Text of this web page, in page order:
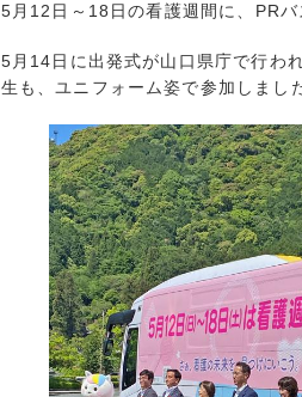
栄養学科
インターンシップ
情報社会学科
グローバル
卒業生
大学院
地域貢献
学生活動
キャリア
高大連携推進事業
5月12日～18日の看護週間に、PR
5月14日に出発式が山口県庁で行わ
生も、ユニフォーム姿で参加しまし